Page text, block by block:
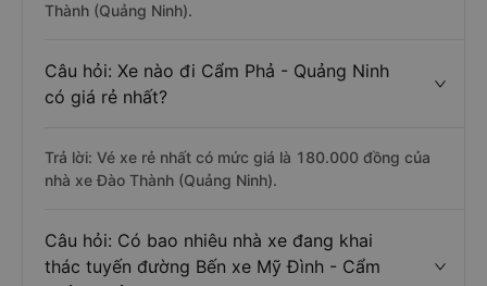
Thành (Quảng Ninh).
Câu hỏi: Xe nào đi Cẩm Phả - Quảng Ninh
có giá rẻ nhất?
Trả lời: Vé xe rẻ nhất có mức giá là 180.000 đồng của
nhà xe Đào Thành (Quảng Ninh).
Câu hỏi: Có bao nhiêu nhà xe đang khai
thác tuyến đường Bến xe Mỹ Đình - Cẩm